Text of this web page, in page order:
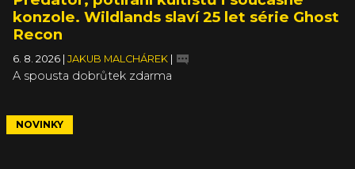
konzole. Wildlands slaví 25 let série Ghost
Recon
6. 8. 2026 | JAKUB MALCHÁREK |
A spousta dobrůtek zdarma
NOVINKY